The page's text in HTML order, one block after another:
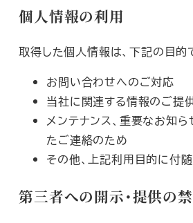
個人情報の利用
取得した個人情報は、下記の目的
お問い合わせへのご対応
当社に関連する情報のご提
メンテナンス、重要なお知
たご連絡のため
その他、上記利用目的に付
第三者への開示・提供の